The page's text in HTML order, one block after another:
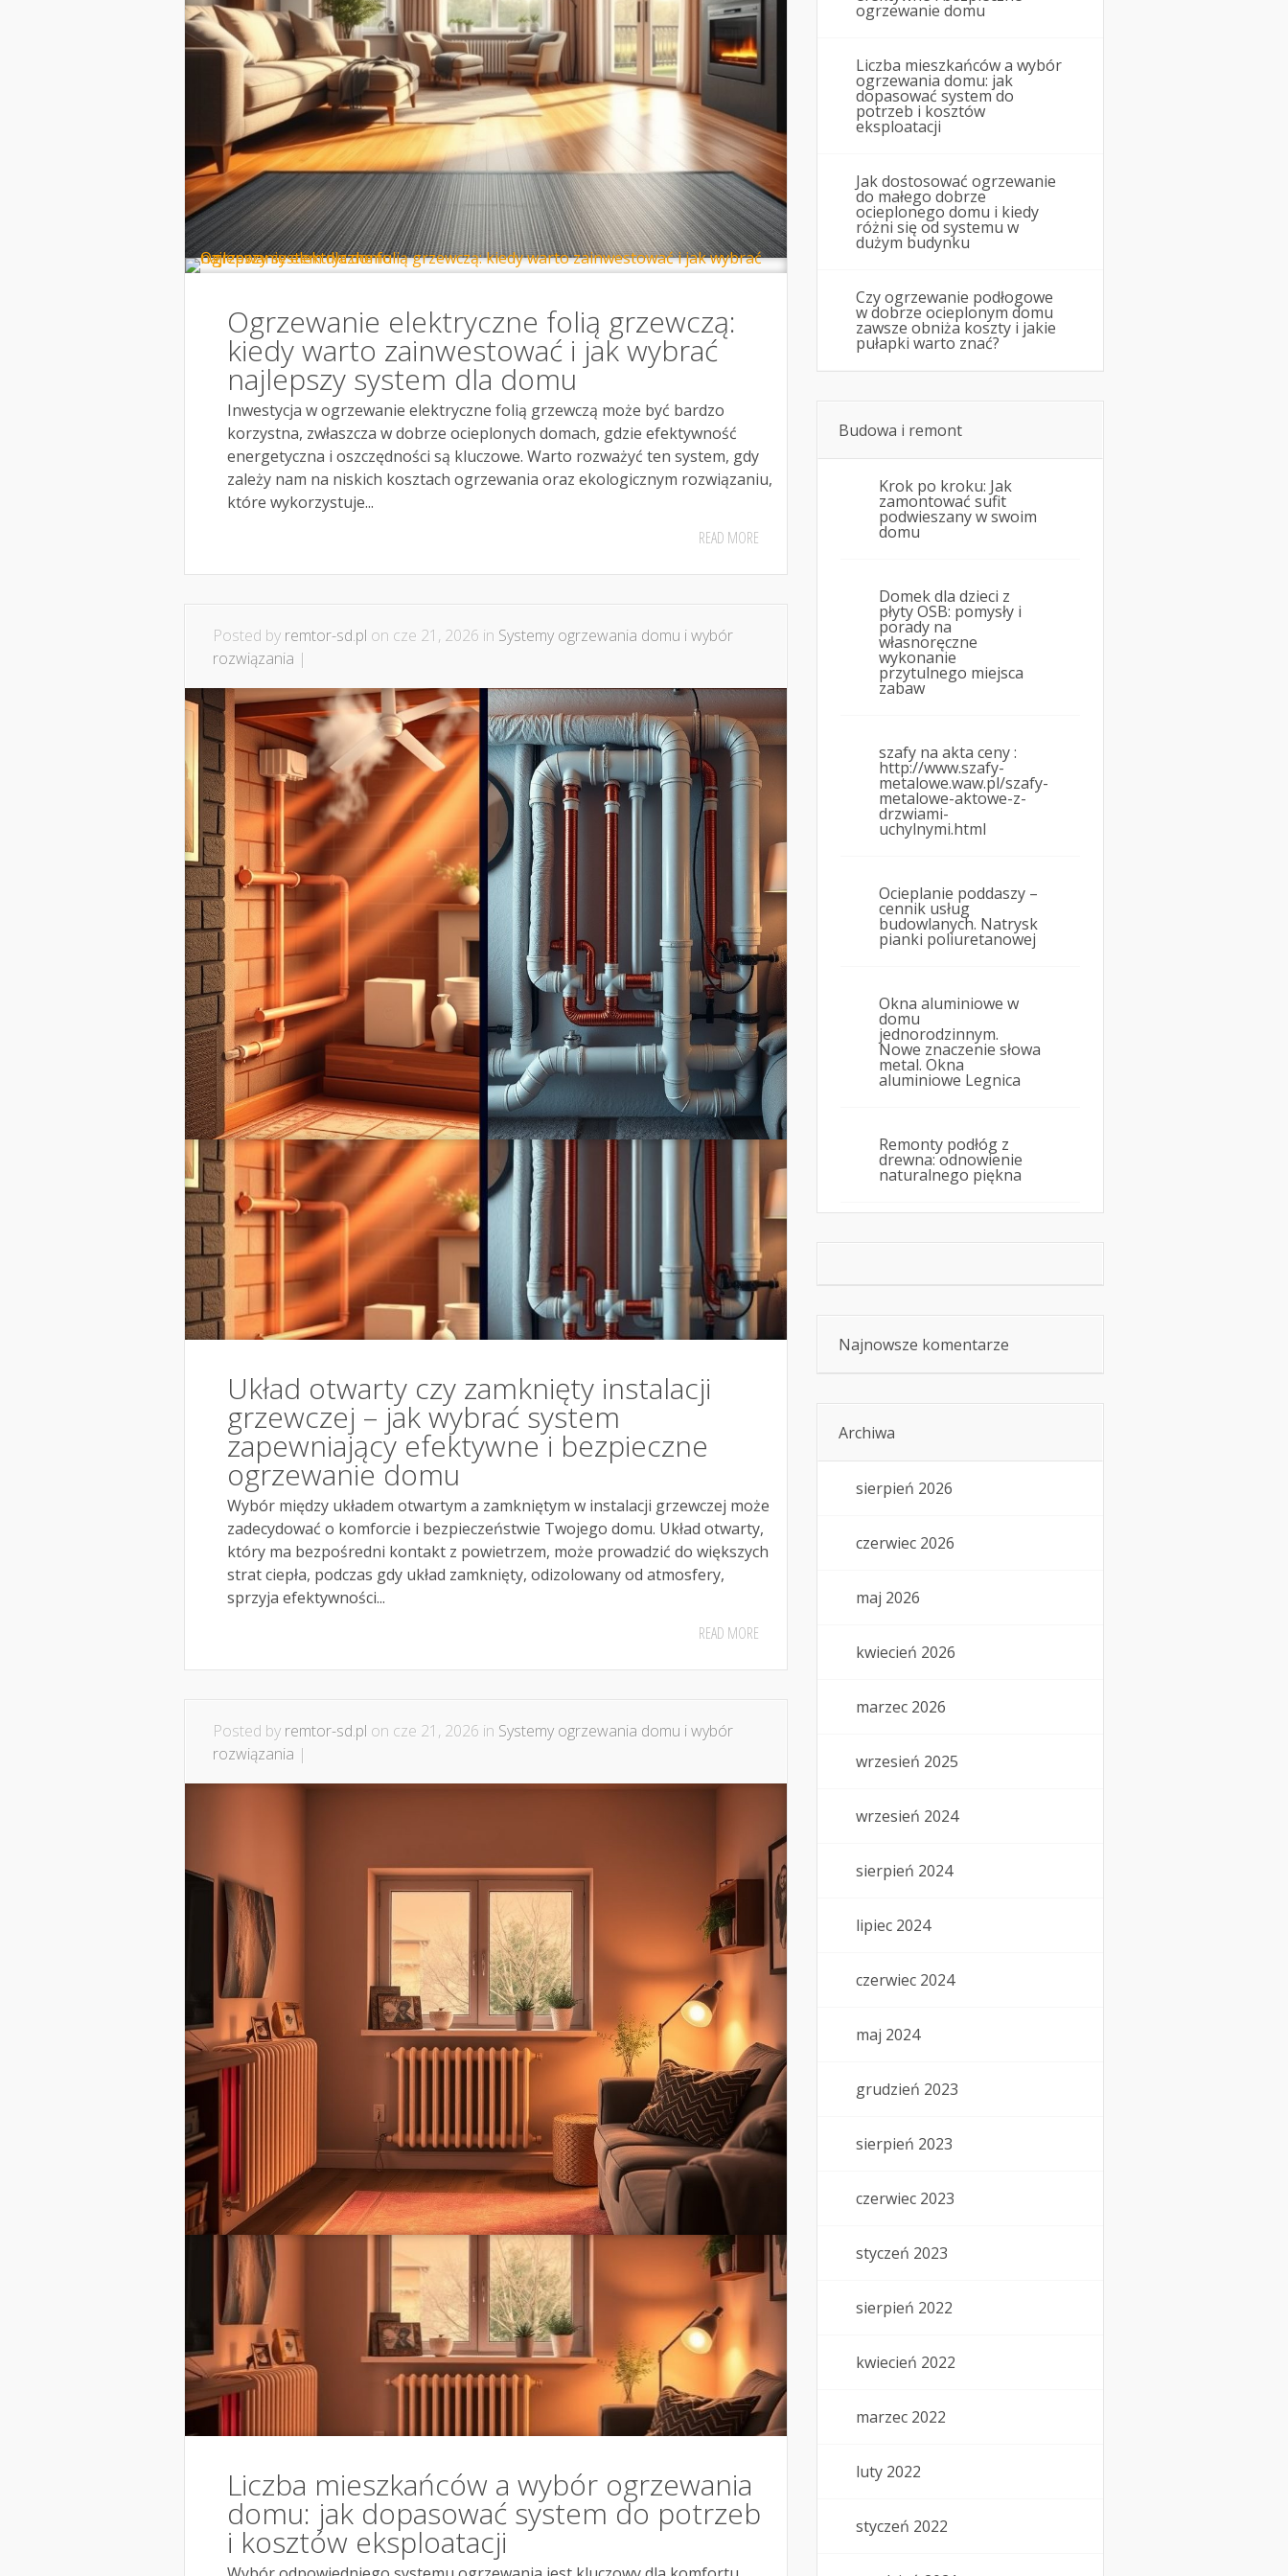
Ogrzewanie elektryczne folią grzewczą:
kiedy warto zainwestować i jak wybrać
najlepszy system dla domu
Inwestycja w ogrzewanie elektryczne folią grzewczą może być bardzo
korzystna, zwłaszcza w dobrze ocieplonych domach, gdzie efektywność
energetyczna i oszczędności są kluczowe. Warto rozważyć ten system, gdy
zależy nam na niskich kosztach ogrzewania oraz ekologicznym rozwiązaniu,
które wykorzystuje...
READ MORE
Posted by remtor-sd.pl on cze 21, 2026 in Systemy ogrzewania domu i wybór
rozwiązania |
Układ otwarty czy zamknięty instalacji
grzewczej – jak wybrać system
zapewniający efektywne i bezpieczne
ogrzewanie domu
Wybór między układem otwartym a zamkniętym w instalacji grzewczej może
zadecydować o komforcie i bezpieczeństwie Twojego domu. Układ otwarty,
który ma bezpośredni kontakt z powietrzem, może prowadzić do większych
strat ciepła, podczas gdy układ zamknięty, odizolowany od atmosfery,
sprzyja efektywności...
READ MORE
Posted by remtor-sd.pl on cze 21, 2026 in Systemy ogrzewania domu i wybór
rozwiązania |
Liczba mieszkańców a wybór ogrzewania
domu: jak dopasować system do potrzeb
i kosztów eksploatacji
ogrzewanie domu
Liczba mieszkańców a wybór
ogrzewania domu: jak
dopasować system do
potrzeb i kosztów
eksploatacji
Jak dostosować ogrzewanie
do małego dobrze
ocieplonego domu i kiedy
różni się od systemu w
dużym budynku
Czy ogrzewanie podłogowe
w dobrze ocieplonym domu
zawsze obniża koszty i jakie
pułapki warto znać?
Budowa i remont
Krok po kroku: Jak
zamontować sufit
podwieszany w swoim
domu
Domek dla dzieci z
płyty OSB: pomysły i
porady na
własnoręczne
wykonanie
przytulnego miejsca
zabaw
szafy na akta ceny :
http://www.szafy-
metalowe.waw.pl/szafy-
metalowe-aktowe-z-
drzwiami-
uchylnymi.html
Ocieplanie poddaszy –
cennik usług
budowlanych. Natrysk
pianki poliuretanowej
Okna aluminiowe w
domu
jednorodzinnym.
Nowe znaczenie słowa
metal. Okna
aluminiowe Legnica
Remonty podłóg z
drewna: odnowienie
naturalnego piękna
Najnowsze komentarze
Archiwa
sierpień 2026
czerwiec 2026
maj 2026
kwiecień 2026
marzec 2026
wrzesień 2025
wrzesień 2024
sierpień 2024
lipiec 2024
czerwiec 2024
maj 2024
grudzień 2023
sierpień 2023
czerwiec 2023
styczeń 2023
sierpień 2022
kwiecień 2022
marzec 2022
luty 2022
styczeń 2022